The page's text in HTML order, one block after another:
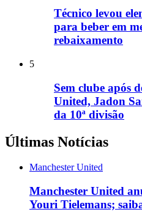
Técnico levou
para beber em
rebaixamento
5
Sem clube após
United, Jadon
da 10ª divisão
Últimas Notícias
Manchester United
Manchester United
Youri Tielemans;